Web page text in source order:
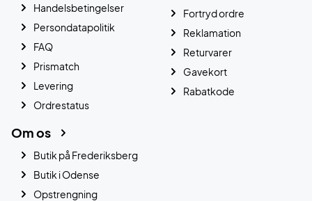
Handelsbetingelser
Persondatapolitik
FAQ
Prismatch
Levering
Ordrestatus
Fortryd ordre
Reklamation
Returvarer
Gavekort
Rabatkode
Om os
Butik på Frederiksberg
Butik i Odense
Opstrengning